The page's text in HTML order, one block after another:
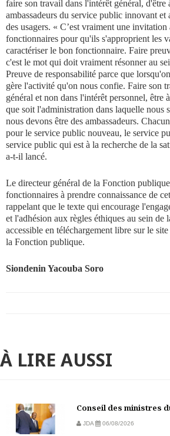
faire son travail dans l'intérêt général, d'être
ambassadeurs du service public innovant et
des usagers. « C’est vraiment une invitation
fonctionnaires pour qu'ils s'approprient les
caractériser le bon fonctionnaire. Faire
c'est le mot qui doit vraiment résonner au
Preuve de responsabilité parce que
gère l'activité qu'on nous confie. Faire son
général et non dans l'intérêt personnel, être
que soit l'administration dans laquelle nous
nous devons être des ambassadeurs.
pour le service public nouveau, le service
service public qui est à la recherche de la
a-t-il lancé.
Le directeur général de la Fonction
fonctionnaires à prendre connaissance de
rappelant que le texte qui encourage
et l'adhésion aux règles éthiques au sein de
accessible en téléchargement libre sur le
la Fonction publique.
Siondenin Yacouba Soro
À LIRE AUSSI
Conseil des ministres
JDA 06/08/2026